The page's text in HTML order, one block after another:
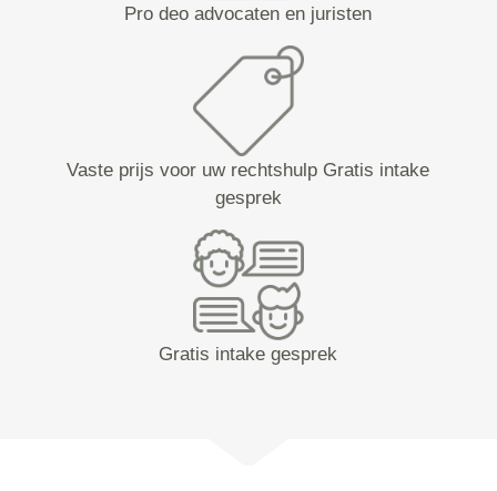
Pro deo advocaten en juristen
Vaste prijs voor uw rechtshulp Gratis intake
gesprek
Gratis intake gesprek